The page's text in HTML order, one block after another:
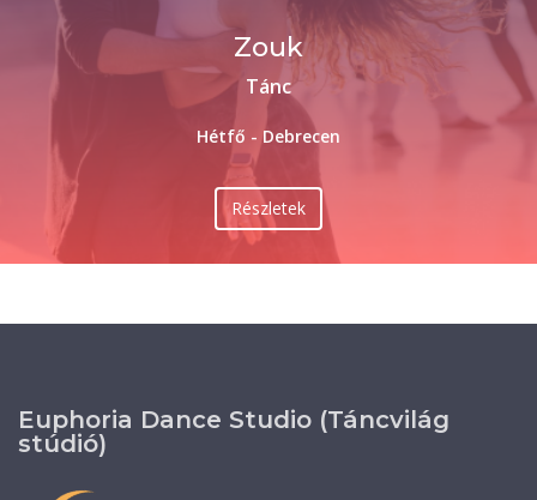
Zouk
Tánc
Hétfő - Debrecen
Részletek
Euphoria Dance Studio (Táncvilág
stúdió)